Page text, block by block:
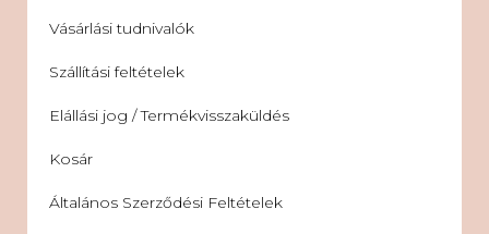
Vásárlási tudnivalók
Szállítási feltételek
Elállási jog / Termékvisszaküldés
Kosár
Általános Szerződési Feltételek